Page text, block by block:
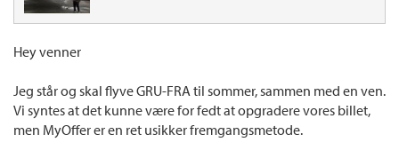
Hey venner
Jeg står og skal flyve GRU-FRA til sommer, sammen med en ven.
Vi syntes at det kunne være for fedt at opgradere vores billet,
men MyOffer er en ret usikker fremgangsmetode.